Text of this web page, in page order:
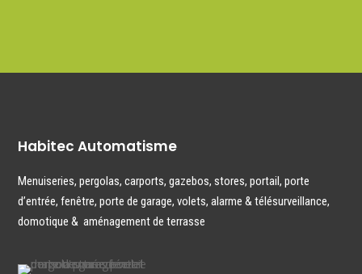
Habitec Automatisme
Menuiseries,pergolas,carports,gazebos,stores,portail,porte
d’entrée,fenêtre, porte de garage,volets,alarme & télésurveillance,
domotique & aménagement de terrasse